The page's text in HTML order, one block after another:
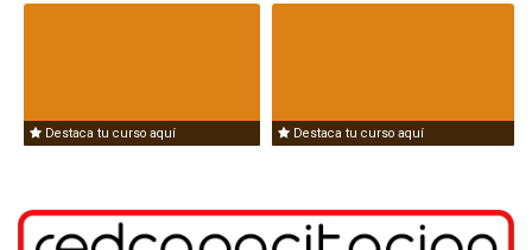
Destaca tu curso aquí Destaca tu curso aquí